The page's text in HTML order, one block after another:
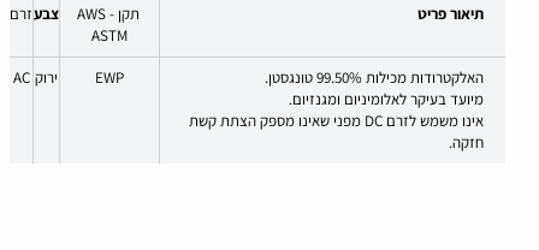
תיאור פריט
תקן AWS -
ASTM
צבעזרם
האלקטרודות מכילות 99.50% טונגסטן.
מיועד בעיקר לאלומיניום ומגנזיום.
אינו משמש לזרם DC מפני שאינו מספק הצתת קשת
חזקה.
EWP ירוק AC